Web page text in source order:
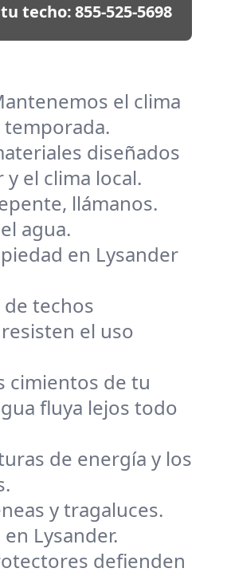
techo:855-525-5698
el clima
diseñados
el clima local.
llámanos.
agua.
en Lysander
techos
el uso
cimientos de tu
fluya lejos todo
de energía y los
y tragaluces.
Lysander.
defienden